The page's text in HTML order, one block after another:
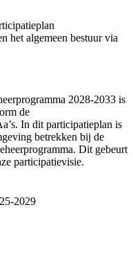
het algemeen bestuur via
2028-2033 is
de
In dit participatieplan is
betrekken bij de
Dit gebeurt
participatievisie.
2029